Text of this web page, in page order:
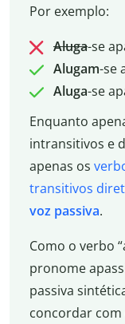
Por exemplo:
Aluga-se
Alugam-se
Aluga-se
Enquanto
intransitivos e
apenas os
transitivos
voz passiva.
Como o verbo
pronome
passiva
concordar com